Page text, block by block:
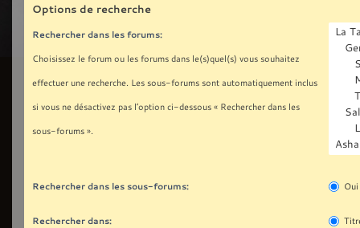
Options de recherche
Rechercher dans les forums:
Choisissez le forum ou les forums dans le(s)quel(s) vous souhaitez
effectuer une recherche. Les sous-forums sont automatiquement inclus
si vous ne désactivez pas l’option ci-dessous « Rechercher dans les
sous-forums ».
Rechercher dans les sous-forums: Oui
Rechercher dans: